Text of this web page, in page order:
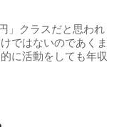
」クラスだと思われ
ではないのであくま
に活動をしても年収